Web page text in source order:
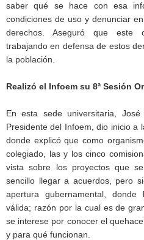
saber qué se hace con esa
condiciones de uso y denunciar
derechos. Aseguró que este
trabajando en defensa de estos
la población.
Realizó el Infoem su 8ª Sesión
En esta sede universitaria, José
Presidente del Infoem, dio inicio a
donde explicó que como
colegiado, las y los cinco
vista sobre los proyectos que
sencillo llegar a acuerdos, pero
apertura gubernamental,
válida; razón por la cual es de
se interese por conocer el
y para qué funcionan.